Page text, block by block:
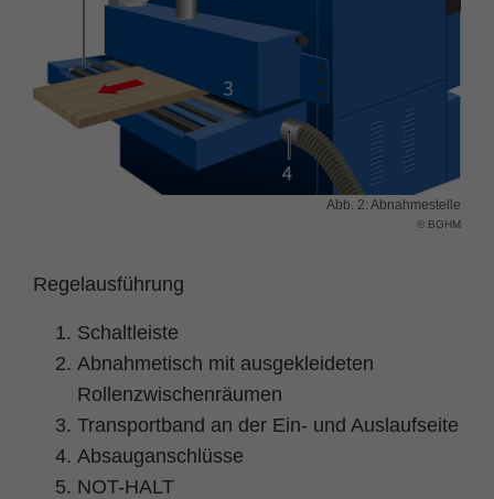
Abb. 2: Abnahmestelle
© BGHM
Regelausführung
Schaltleiste
Abnahmetisch mit ausgekleideten
Rollenzwischenräumen
Transportband an der Ein- und Auslaufseite
Absauganschlüsse
NOT-HALT
php
Laufzeit Ende der Sitzung
Zweck PHPs Standard Sitzungs Identifikation